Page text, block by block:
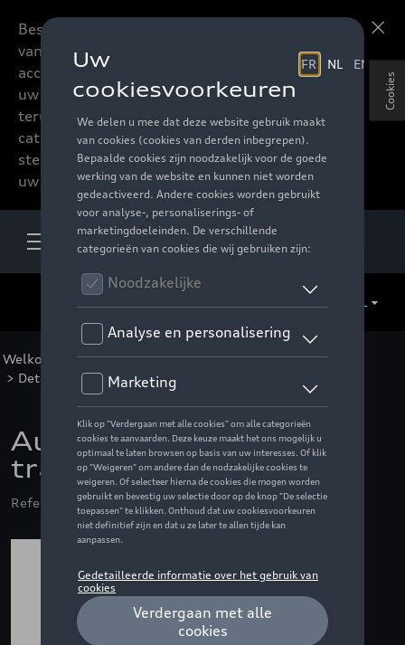
Beste accessoires-lovers,
vanaf nu kan u het hele
accessoire assortiment van
uw favoriete merk
terugvinden in de online
catalogus. Deze kunnen
steeds besteld worden via
uw verdeler.
Welkom Voor u >F1 Collectie >Kleding >Vrouwen
> Detail
Audi F1 Mechanics
trainingsjas, grijs
Referentie: ZZQ3132603401M
Cookies